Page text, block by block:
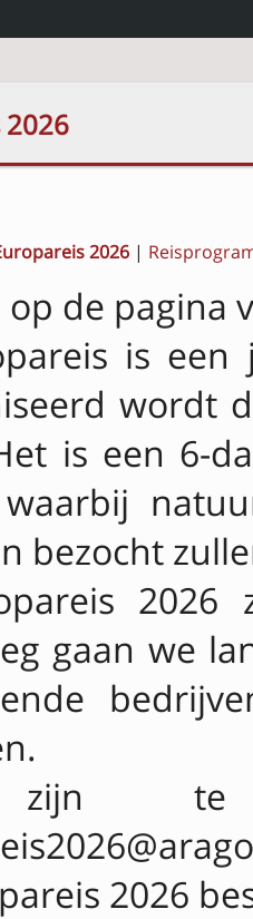
2026
2026 |
de pagina
is een
wordt
is een 6-
bezocht
2026
gaan we
te
2026